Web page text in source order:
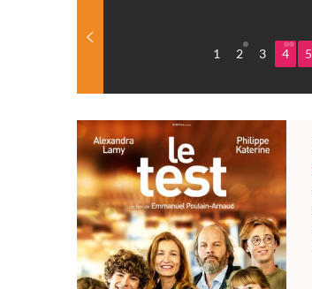
1 2 3 4 5